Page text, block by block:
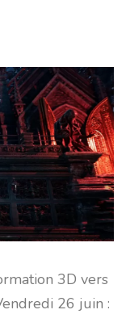
3D vers
26 juin :